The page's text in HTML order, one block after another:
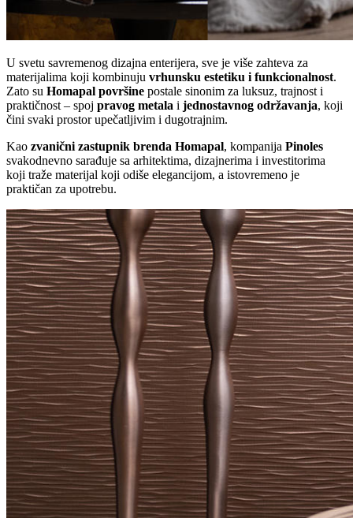
U svetu savremenog dizajna enterijera, sve je više zahteva za
materijalima koji kombinuju vrhunsku estetiku i funkcionalnost.
Zato su Homapal površine postale sinonim za luksuz, trajnost i
praktičnost – spoj pravog metala i jednostavnog održavanja, koji
čini svaki prostor upečatljivim i dugotrajnim.
Kao zvanični zastupnik brenda Homapal, kompanija Pinoles
svakodnevno sarađuje sa arhitektima, dizajnerima i investitorima
koji traže materijal koji odiše elegancijom, a istovremeno je
praktičan za upotrebu.